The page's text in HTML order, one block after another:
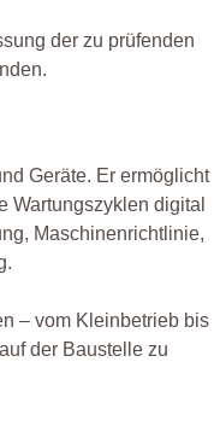
der zu prüfenden
Geräte. Er ermöglicht
Wartungszyklen digital
Maschinenrichtlinie,
– vom Kleinbetrieb bis
der Baustelle zu